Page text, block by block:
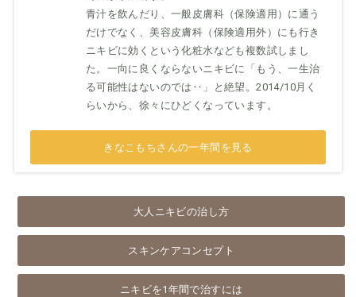
青汁を飲んだり、一般皮膚科（保険適用）に通う
だけでなく、美容皮膚科（保険適用外）にも行き
ニキビに効くという化粧水なども複数試しまし
た。一向に良くならないニキビに「もう、一生治
る可能性はないのでは‥」と絶望。2014/10月く
らいから、徐々にひどくなっています。
きなこもちさんの一年間を見る
大人ニキビの治し方
スキンケアコンセプト
ニキビを1年間で治すには